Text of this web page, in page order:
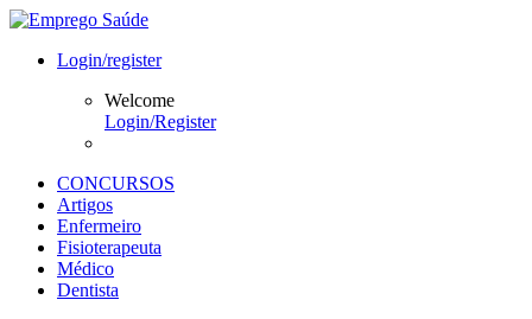
Login/register
Welcome
Login/Register
CONCURSOS
Artigos
Enfermeiro
Fisioterapeuta
Médico
Dentista